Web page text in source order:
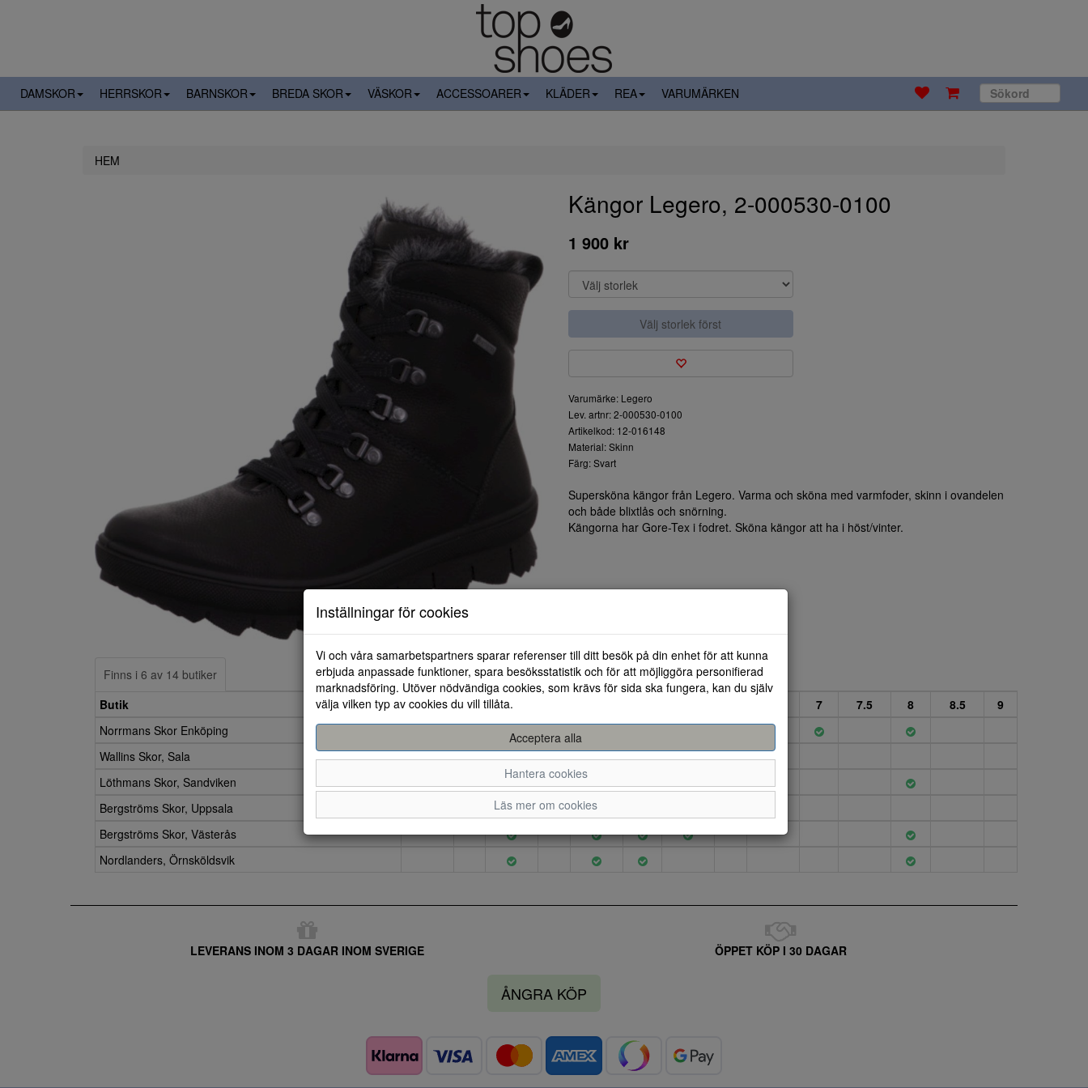
DAMSKOR HERRSKOR BARNSKOR BREDA SKOR VÄSKOR ACCESSOARER KLÄDER REA VARUMÄRKEN
HEM
Kängor Legero, 2-000530-0100
1 900 kr
Välj storlek först
Varumärke: Legero
Lev. artnr: 2-000530-0100
Artikelkod: 12-016148
Material: Skinn
Färg: Svart
Supersköna kängor från Legero. Varma och sköna med varmfoder, skinn i ovandelen
och både blixtlås och snörning.
Kängorna har Gore-Tex i fodret. Sköna kängor att ha i höst/vinter.
Finns i 6 av 14 butiker
Butik
2.5 3 3.5 7 7.5 8 8.5
9
Norrmans Skor Enköping
Wallins Skor, Sala
Löthmans Skor, Sandviken
Bergströms Skor, Uppsala
Bergströms Skor, Västerås
Nordlanders, Örnsköldsvik
LEVERANS INOM 3 DAGAR INOM SVERIGE ÖPPET KÖP I 30 DAGAR
ÅNGRA KÖP
Inställningar för cookies
Vi och våra samarbetspartners sparar referenser till ditt besök på din enhet för att kunna
erbjuda anpassade funktioner, spara besöksstatistik och för att möjliggöra personifierad
marknadsföring. Utöver nödvändiga cookies, som krävs för sida ska fungera, kan du själv
välja vilken typ av cookies du vill tillåta.
Acceptera alla
Hantera cookies
Läs mer om cookies